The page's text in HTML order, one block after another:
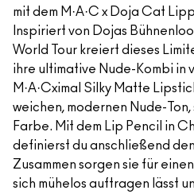
mit dem M·A·C x Doja Cat
Inspiriert von Dojas
World Tour kreiert dieses
ihre ultimative Nude-Kombi in
M·A·Cximal Silky Matte
weichen, modernen Nude-
Farbe. Mit dem Lip Pencil in
definierst du anschließend
Zusammen sorgen sie für
sich mühelos auftragen lässt